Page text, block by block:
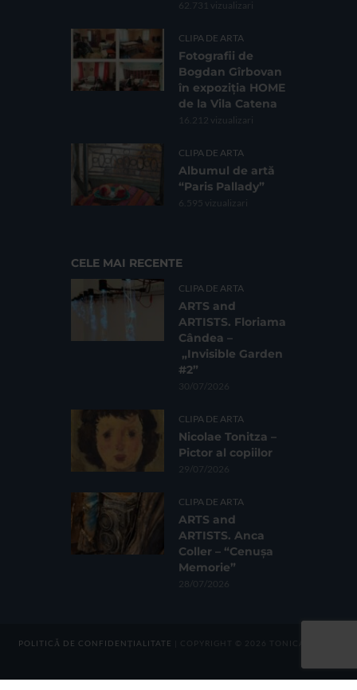
62.731 vizualizari
CLIPA DE ARTA
Fotografii de
Bogdan Gîrbovan
în expoziția HOME
de la Vila Catena
16.212 vizualizari
CLIPA DE ARTA
Albumul de artă
“Paris Pallady”
6.595 vizualizari
CELE MAI RECENTE
CLIPA DE ARTA
ARTS and
ARTISTS. Floriama
Cândea –
„Invisible Garden
#2”
30/07/2026
CLIPA DE ARTA
Nicolae Tonitza –
Pictor al copiilor
29/07/2026
CLIPA DE ARTA
ARTS and
ARTISTS. Anca
Coller – “Cenușa
Memorie”
28/07/2026
POLITICĂ DE CONFIDENȚIALITATE | COPYRIGHT © 2026 TONICA GROUP